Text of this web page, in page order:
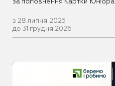
за поповнення Картки Юніора
з 28 липня 2025
до 31 грудня 2026